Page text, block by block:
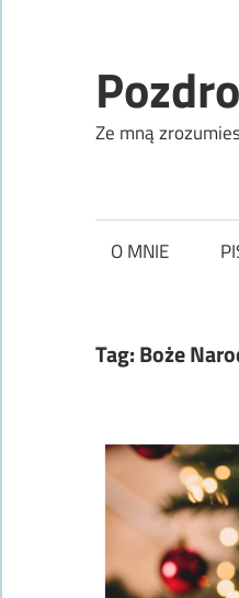
content
Ze mną
O MNIE
Tag:Boże